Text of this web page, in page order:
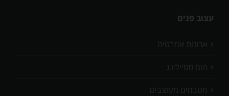
עצוב פנים
ארונות אמבטיה
הום סטיילינג
מטבחים מעוצבים